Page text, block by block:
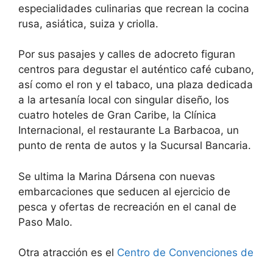
especialidades culinarias que recrean la cocina
rusa, asiática, suiza y criolla.
Por sus pasajes y calles de adocreto figuran
centros para degustar el auténtico café cubano,
así como el ron y el tabaco, una plaza dedicada
a la artesanía local con singular diseño, los
cuatro hoteles de Gran Caribe, la Clínica
Internacional, el restaurante La Barbacoa, un
punto de renta de autos y la Sucursal Bancaria.
Se ultima la Marina Dársena con nuevas
embarcaciones que seducen al ejercicio de
pesca y ofertas de recreación en el canal de
Paso Malo.
Otra atracción es el Centro de Convenciones de